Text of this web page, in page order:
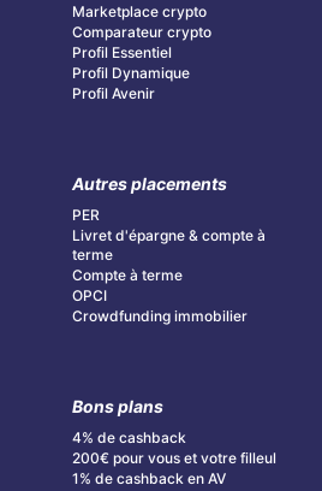
Marketplace crypto
Comparateur crypto
Profil Essentiel
Profil Dynamique
Profil Avenir
Autres placements
PER
Livret d'épargne & compte à
terme
Compte à terme
OPCI
Crowdfunding immobilier
Bons plans
4% de cashback
200€ pour vous et votre filleul
1% de cashback en AV